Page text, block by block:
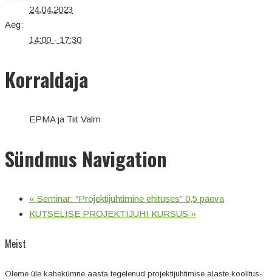
24.04.2023
Aeg:
14:00 - 17:30
Korraldaja
EPMA ja Tiit Valm
Sündmus Navigation
« Seminar: “Projektijuhtimine ehituses” 0,5 päeva
KUTSELISE PROJEKTIJUHI KURSUS »
Meist
Oleme üle kahekümne aasta tegelenud projektijuhtimise alaste koolitus-